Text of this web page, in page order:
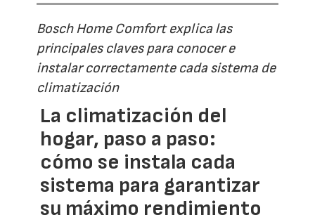
Bosch Home Comfort explica las
principales claves para conocer e
instalar correctamente cada sistema de
climatización
La climatización del
hogar, paso a paso:
cómo se instala cada
sistema para garantizar
su máximo rendimiento